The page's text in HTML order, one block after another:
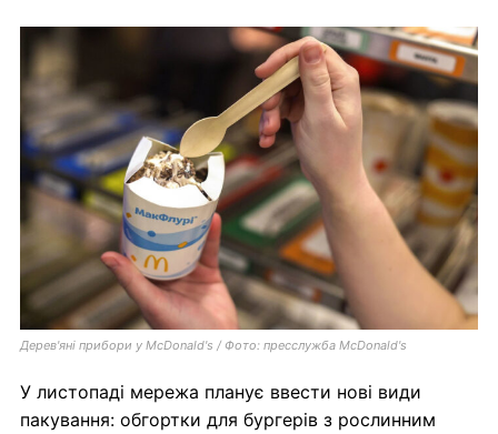
Дерев'яні прибори у McDonald's / Фото: пресслужба McDonald's
У листопаді мережа планує ввести нові види
пакування: обгортки для бургерів з рослинним